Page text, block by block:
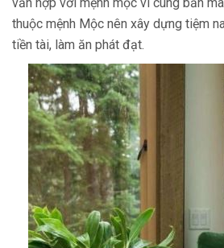
thuộc mệnh Mộc nên xây dựng tiệm
tiền tài, làm ăn phát đạt.